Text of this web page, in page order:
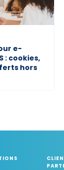
e-
: cookies,
hors